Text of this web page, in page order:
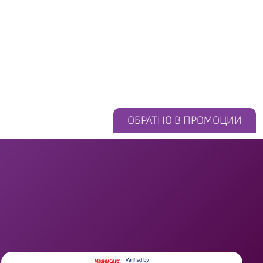
ОБРАТНО В ПРОМОЦИИ